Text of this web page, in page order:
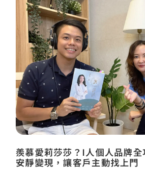
羨慕愛莉莎莎？I人個人品牌
安靜變現，讓客戶主動找上門